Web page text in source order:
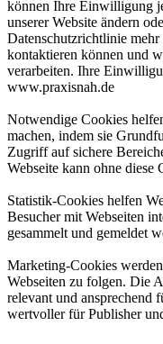
können Ihre Einwilligung
unserer Website ändern
Datenschutzrichtlinie
kontaktieren können und
verarbeiten. Ihre
www.praxisnah.de
Notwendige Cookies
machen, indem sie
Zugriff auf sichere
Webseite kann ohne
Statistik-Cookies helfen
Besucher mit Webseiten
gesammelt und gemeldet
Marketing-Cookies
Webseiten zu folgen. Die
relevant und ansprechend
wertvoller für Publisher